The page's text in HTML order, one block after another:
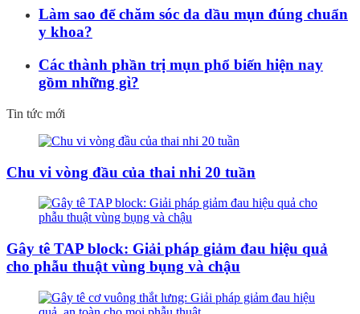
Làm sao để chăm sóc da dầu mụn đúng chuẩn
y khoa?
Các thành phần trị mụn phổ biến hiện nay
gồm những gì?
Tin tức mới
Chu vi vòng đầu của thai nhi 20 tuần
Gây tê TAP block: Giải pháp giảm đau hiệu quả
cho phẫu thuật vùng bụng và chậu